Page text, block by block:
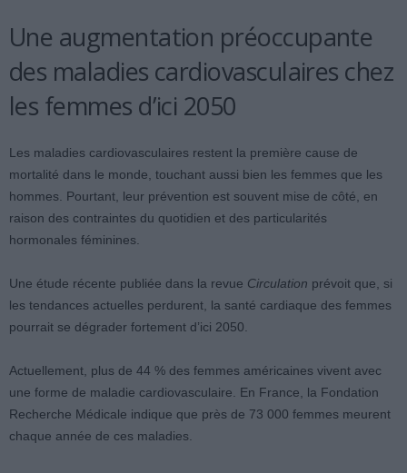
Une augmentation préoccupante
des maladies cardiovasculaires chez
les femmes d’ici 2050
Les maladies cardiovasculaires restent la première cause de
mortalité dans le monde, touchant aussi bien les femmes que les
hommes. Pourtant, leur prévention est souvent mise de côté, en
raison des contraintes du quotidien et des particularités
hormonales féminines.
Une étude récente publiée dans la revue Circulation prévoit que, si
les tendances actuelles perdurent, la santé cardiaque des femmes
pourrait se dégrader fortement d’ici 2050.
Actuellement, plus de 44 % des femmes américaines vivent avec
une forme de maladie cardiovasculaire. En France, la Fondation
Recherche Médicale indique que près de 73 000 femmes meurent
chaque année de ces maladies.